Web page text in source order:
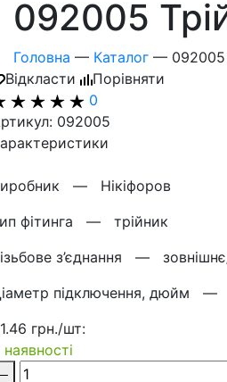
092005
Головна — Каталог — 092005
Відкласти
Порівняти
0
092005
— Нікіфоров
фітинга — трійник
з’єднання —
підключення, дюйм —
грн./шт: